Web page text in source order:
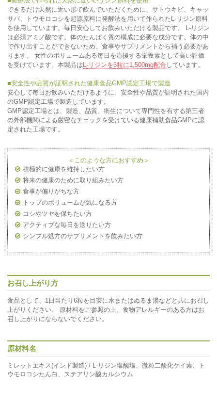
できるだけ天然に近い形で飲んでいただくために、サトウキビ、キャッ
サバ、トウモロコシを起源原料に発酵法を用いて作られたL-リジン原料
を使用しています。毎日安心してお飲みいただける製品です。 L-リジン
は必須アミノ酸です。体のたんぱく質の構成に必要な成分です。体の中
で作り出すことができないため、食事やサプリメントから補う必要があ
ります。 女性のボリュームある毎日を応援する栄養素として高い評価
を受けています。本製品は L-リジンを6粒に1,500mg配合 しています。
■安全性や品質が証明された健康食品GMP認定工場で製造
安心して毎日お飲みいただけるように、安全性や品質が証明された国内
のGMP認定工場で製造しています。
GMP認定工場とは、製造、品質、衛生について専門性を有する第三者
の外部機関による厳密なチェックを受けている健康補助食品GMPに認
定された工場です。
＜このような方におすすめ＞
積極的に健康を維持したい方
将来の健康のために取り組みたい方
食事が偏りがちな方
トップのボリュームが気になる方
コシやツヤを保ちたい方
アクティブな毎日を送りたい方
シンプル処方のサプリメントを飲みたい方
お召し上がり方
食品として、1日当たり6粒を目安に水またはぬるま湯などと共にお召し
上がりください。 原材料をご参照の上、食物アレルギーのある方はお
召し上がりにならないでください。
原材料名
ミレットエキス(インド製造) / L-リジン塩酸塩、微粒二酸化ケイ素、ト
ウモロコシたん白、ステアリン酸カルシウム